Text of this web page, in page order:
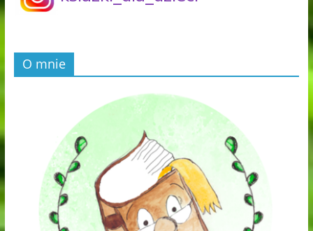
O mnie